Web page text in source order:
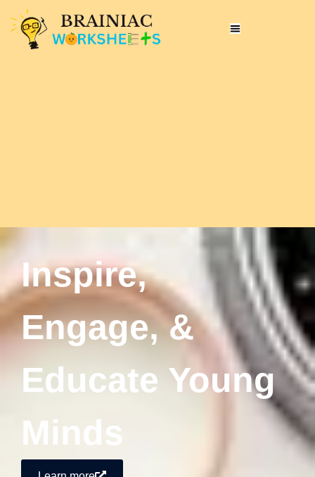
Inspire,
Engage, &
Educate Young
Minds